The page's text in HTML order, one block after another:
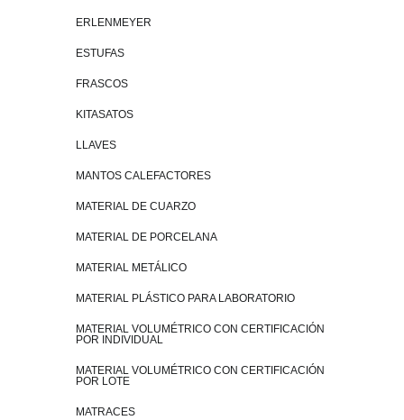
ERLENMEYER
ESTUFAS
FRASCOS
KITASATOS
LLAVES
MANTOS CALEFACTORES
MATERIAL DE CUARZO
MATERIAL DE PORCELANA
MATERIAL METÁLICO
MATERIAL PLÁSTICO PARA LABORATORIO
MATERIAL VOLUMÉTRICO CON CERTIFICACIÓN
POR INDIVIDUAL
MATERIAL VOLUMÉTRICO CON CERTIFICACIÓN
POR LOTE
MATRACES